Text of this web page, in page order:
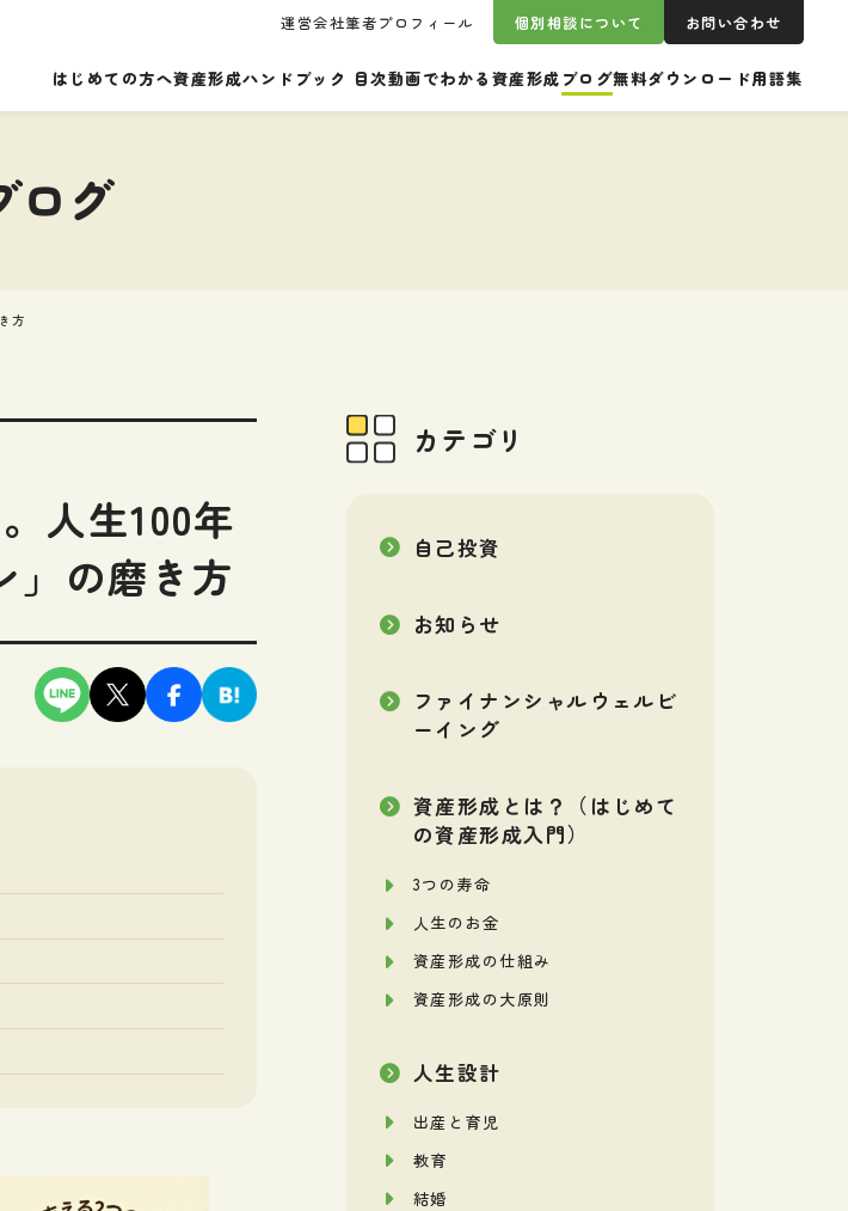
はじめての方へ資産形成ハンドブック 目次動画でわかる資産形成 ブログ無料ダウンロード用語集
運営会社筆者プロフィール 個別相談について お問い合わせ
ログ
方
人生100年
」の磨き方
カテゴリ
自己投資
お知らせ
ファイナンシャルウェルビ
ーイング
資産形成とは？（はじめて
の資産形成入門）
3つの寿命
人生のお金
資産形成の仕組み
資産形成の大原則
人生設計
出産と育児
教育
結婚